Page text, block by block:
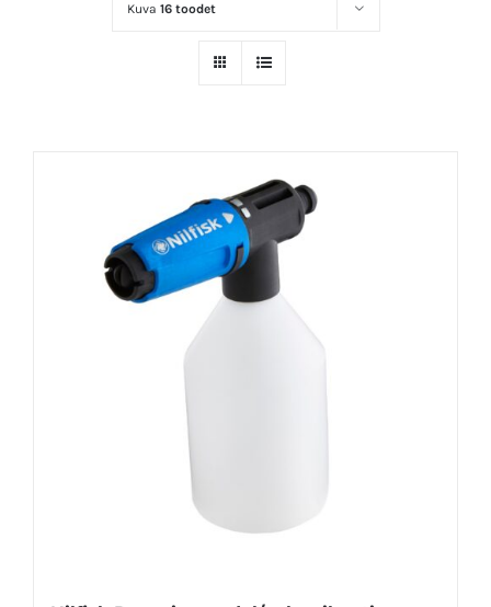
Kuva 16 toodet